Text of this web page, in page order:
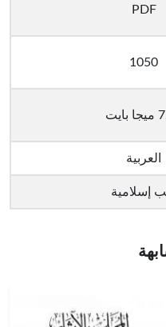
PDF
1050
العربية
إسلامية